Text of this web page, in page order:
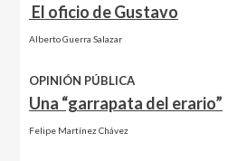
El oficio de Gustavo
Alberto Guerra Salazar
OPINIÓN PÚBLICA
Una “garrapata del erario”
Felipe Martínez Chávez